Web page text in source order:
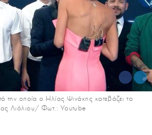
την οποία ο Ηλίας Ψινάκης κατεβάζει το
Λιόλιου/ Φωτ.: Youtube